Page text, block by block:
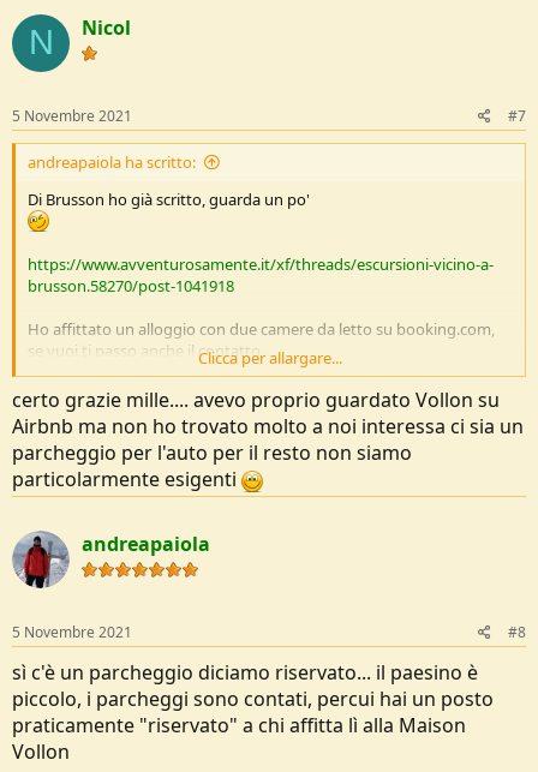
c
i
o
s
:
N Nicol
5 Novembre 2021 #7
andreapaiola ha scritto:
Di Brusson ho già scritto, guarda un po'
https://www.avventurosamente.it/xf/threads/escursioni-vicino-a-
brusson.58270/post-1041918
Ho affittato un alloggio con due camere da letto su booking.com,
se vuoi ti passo anche il contatto.
Per non stancarmi troppo ho alternato gite più lunghe (per
esempio Corno Bussola) a giornate in cui magari facevamo solo
300m di dislivello positivo.
Clicca per allargare...
certo grazie mille.... avevo proprio guardato Vollon su
Airbnb ma non ho trovato molto a noi interessa ci sia un
parcheggio per l'auto per il resto non siamo
particolarmente esigenti
andreapaiola
5 Novembre 2021 #8
sì c'è un parcheggio diciamo riservato... il paesino è
piccolo, i parcheggi sono contati, percui hai un posto
praticamente "riservato" a chi affitta lì alla Maison
Vollon